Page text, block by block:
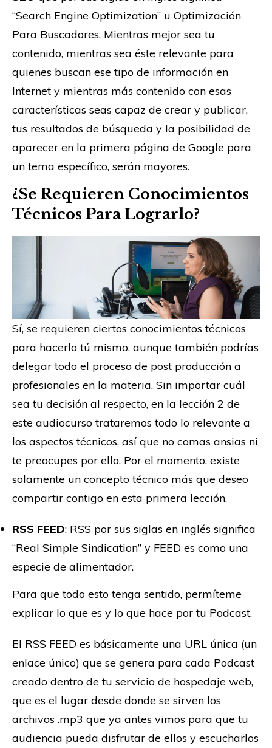
“Search Engine Optimization” u Optimización
Para Buscadores. Mientras mejor sea tu
contenido, mientras sea éste relevante para
quienes buscan ese tipo de información en
Internet y mientras más contenido con esas
características seas capaz de crear y publicar,
tus resultados de búsqueda y la posibilidad de
aparecer en la primera página de Google para
un tema específico, serán mayores.
¿Se Requieren Conocimientos
Técnicos Para Lograrlo?
Sí, se requieren ciertos conocimientos técnicos
para hacerlo tú mismo, aunque también podrías
delegar todo el proceso de post producción a
profesionales en la materia. Sin importar cuál
sea tu decisión al respecto, en la lección 2 de
este audiocurso trataremos todo lo relevante a
los aspectos técnicos, así que no comas ansias ni
te preocupes por ello. Por el momento, existe
solamente un concepto técnico más que deseo
compartir contigo en esta primera lección.
RSS FEED: RSS por sus siglas en inglés significa
“Real Simple Sindication” y FEED es como una
especie de alimentador.
Para que todo esto tenga sentido, permíteme
explicar lo que es y lo que hace por tu Podcast.
El RSS FEED es básicamente una URL única (un
enlace único) que se genera para cada Podcast
creado dentro de tu servicio de hospedaje web,
que es el lugar desde donde se sirven los
archivos .mp3 que ya antes vimos para que tu
audiencia pueda disfrutar de ellos y escucharlos